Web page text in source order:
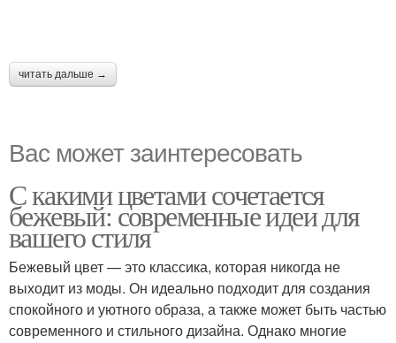
читать дальше →
Вас может заинтересовать
С какими цветами сочетается
бежевый: современные идеи для
вашего стиля
Бежевый цвет — это классика, которая никогда не
выходит из моды. Он идеально подходит для создания
спокойного и уютного образа, а также может быть частью
современного и стильного дизайна. Однако многие